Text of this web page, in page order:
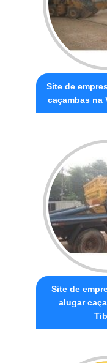
Site de
caçambas na
Site de
alugar